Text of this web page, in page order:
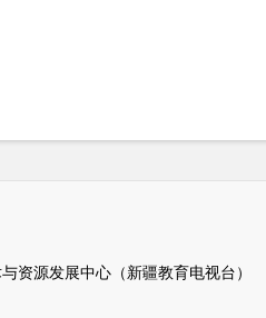
发展中心（新疆教育电视台）